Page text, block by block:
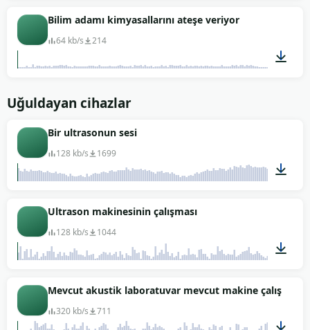
Bilim adamı kimyasallarını ateşe veriyor
64 kb/s 214
Uğuldayan cihazlar
Bir ultrasonun sesi
128 kb/s 1699
Ultrason makinesinin çalışması
128 kb/s 1044
00:17
Mevcut akustik laboratuvar mevcut makine çalışma
320 kb/s 711